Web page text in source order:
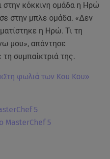
στην κόκκινη ομάδα η Ηρώ
στην μπλε ομάδα. «Δεν
η Ηρώ. Τι τη
μου», απάντησε
συμπαίκτριά της.
φωλιά των Κου Κου»
5
MasterChef 5